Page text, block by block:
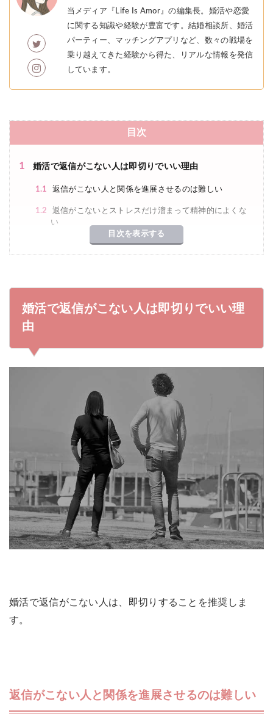
当メディア『Life Is Amor』の編集長。婚活や恋愛
に関する知識や経験が豊富です。結婚相談所、婚活
パーティー、マッチングアプリなど、数々の戦場を
乗り越えてきた経験から得た、リアルな情報を発信
しています。
目次
1 婚活で返信がこない人は即切りでいい理由
1.1 返信がこない人と関係を進展させるのは難しい
1.2
返信がこないとストレスだけ溜まって精神的によくな
い
2.3 仮交際中の返信がこない理由
4 婚活中に返信がこないことはよくある
目次を表示する
婚活で返信がこない人は即切りでいい理
由
婚活で返信がこない人は、即切りすることを推奨しま
す。
返信がこない人と関係を進展させるのは難しい